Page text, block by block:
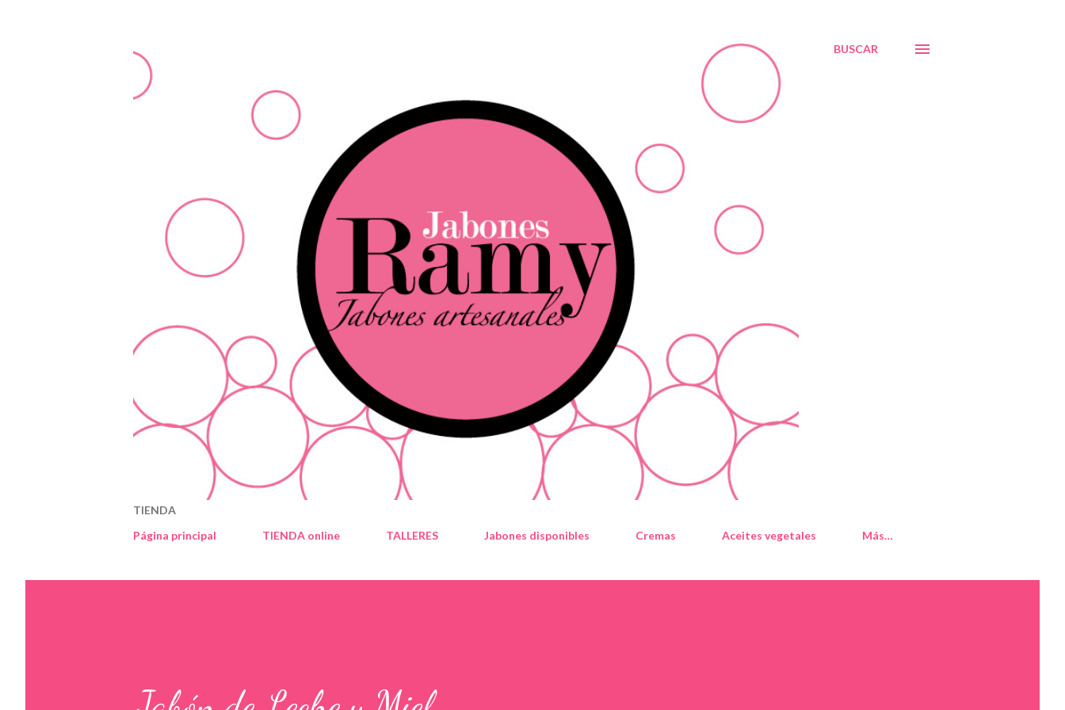
BUSCAR
TIENDA
Página principal
TIENDA online TALLERES Jabones disponibles Cremas Aceites vegetales Más…